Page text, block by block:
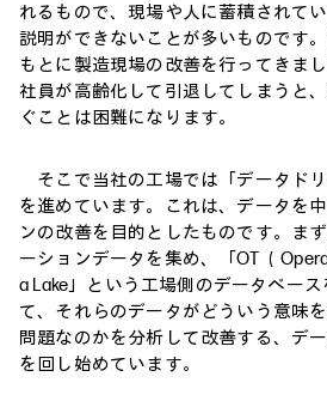
れるもので、現場や人に蓄積されて
説明ができないことが多いものです
もとに製造現場の改善を行ってきま
社員が高齢化して引退してしまうと
ぐことは困難になります。
そこで当社の工場では「データドリ
を進めています。これは、データを
ンの改善を目的としたものです。ま
ーションデータを集め、「OT （
a Lake」という工場側のデータベー
て、それらのデータがどういう意味
問題なのかを分析して改善する、デ
を回し始めています。